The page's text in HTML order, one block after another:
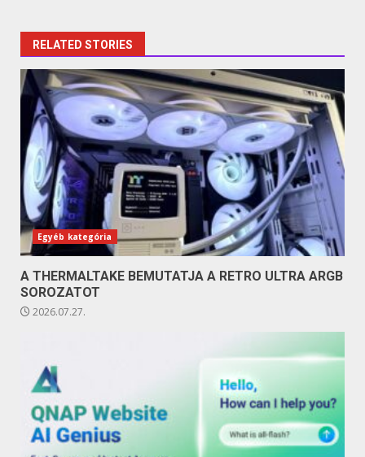
RELATED STORIES
Egyéb kategória
A THERMALTAKE BEMUTATJA A RETRO ULTRA ARGB
SOROZATOT
2026.07.27.